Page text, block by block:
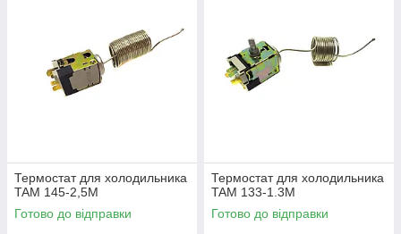
Термостат для холодильника
TAM 145-2,5M
Готово до відправки
Термостат для холодильника
TAM 133-1.3M
Готово до відправки